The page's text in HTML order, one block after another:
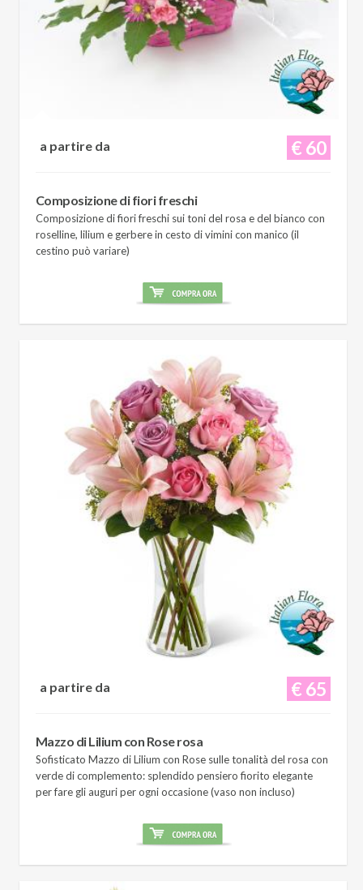
€ 60
a partire da
Composizione di fiori freschi
Composizione di fiori freschi sui toni del rosa e del bianco con
roselline, lilium e gerbere in cesto di vimini con manico (il
cestino può variare)
€ 65
a partire da
Mazzo di Lilium con Rose rosa
Sofisticato Mazzo di Lilium con Rose sulle tonalità del rosa con
verde di complemento: splendido pensiero fiorito elegante
per fare gli auguri per ogni occasione (vaso non incluso)